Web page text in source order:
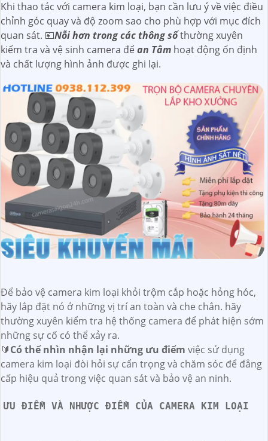
Khi thao tác với camera kim loại, bạn cần lưu ý về việc điều
chỉnh góc quay và độ zoom sao cho phù hợp với mục đích
quan sát. 💴Nỗi hơn trong các thông sốthường xuyên
kiểm tra và vệ sinh camera đểan Tâm hoạt động ổn định
và chất lượng hình ảnh được ghi lại.
Để bảo vệ camera kim loại khỏi trộm cắp hoặc hỏng hóc,
hãy lắp đặt nó ở những vị trí an toàn và che chắn. hãy
thường xuyên kiểm tra hệ thống camera để phát hiện sớm
những sự cố có thể xảy ra.
🔰Có thể nhìn nhận lại những ưu điểm việc sử dụng
camera kim loại đòi hỏi sự cẩn trọng và chăm sóc để đẳng
cấp hiệu quả trong việc quan sát và bảo vệ an ninh.
ƯU ĐIỂM VÀ NHƯỢC ĐIỂM CỦA CAMERA KIM LOẠI